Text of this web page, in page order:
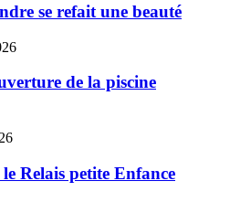
se refait une beauté
de la piscine
Relais petite Enfance